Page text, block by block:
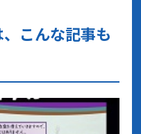
こんな記事も